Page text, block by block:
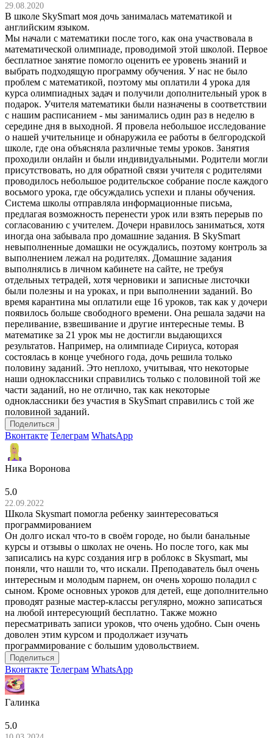
29.08.2020
В школе SkySmart моя дочь занималась математикой и
английским языком.
Мы начали с математики после того, как она участвовала в
математической олимпиаде, проводимой этой школой. Первое
бесплатное занятие помогло оценить ее уровень знаний и
выбрать подходящую программу обучения. У нас не было
проблем с математикой, поэтому мы оплатили 4 урока для
курса олимпиадных задач и получили дополнительный урок в
подарок. Учителя математики были назначены в соответствии
с нашим расписанием - мы занимались один раз в неделю в
середине дня в выходной. Я провела небольшое исследование
о нашей учительнице и обнаружила ее работы в белгородской
школе, где она объясняла различные темы уроков. Занятия
проходили онлайн и были индивидуальными. Родители могли
присутствовать, но для обратной связи учителя с родителями
проводилось небольшое родительское собрание после каждого
восьмого урока, где обсуждались успехи и планы обучения.
Система школы отправляла информационные письма,
предлагая возможность перенести урок или взять перерыв по
согласованию с учителем. Дочери нравилось заниматься, хотя
иногда она забывала про домашние задания. В SkySmart
невыполненные домашки не осуждались, поэтому контроль за
выполнением лежал на родителях. Домашние задания
выполнялись в личном кабинете на сайте, не требуя
отдельных тетрадей, хотя черновики и записные листочки
были полезны и на уроках, и при выполнении заданий. Во
время карантина мы оплатили еще 16 уроков, так как у дочери
появилось больше свободного времени. Она решала задачи на
переливание, взвешивание и другие интересные темы. В
математике за 21 урок мы не достигли выдающихся
результатов. Например, на олимпиаде Сириуса, которая
состоялась в конце учебного года, дочь решила только
половину заданий. Это неплохо, учитывая, что некоторые
наши одноклассники справились только с половиной той же
части заданий, но не отлично, так как некоторые
одноклассники без участия в SkySmart справились с той же
половиной заданий.
Поделиться
Вконтакте Телеграм WhatsApp
Ника Воронова
5.0
22.09.2022
Школа Skysmart помогла ребенку заинтересоваться
программированием
Он долго искал что-то в своём городе, но были банальные
курсы и отзывы о школах не очень. Но после того, как мы
записались на курс создания игр в роблокс в Skysmart, мы
поняли, что нашли то, что искали. Преподаватель был очень
интересным и молодым парнем, он очень хорошо поладил с
сыном. Кроме основных уроков для детей, еще дополнительно
проводят разные мастер-классы регулярно, можно записаться
на любой интересующий бесплатно. Также можно
пересматривать записи уроков, что очень удобно. Сын очень
доволен этим курсом и продолжает изучать
программирование с большим удовольствием.
Поделиться
Вконтакте Телеграм WhatsApp
Галинка
5.0